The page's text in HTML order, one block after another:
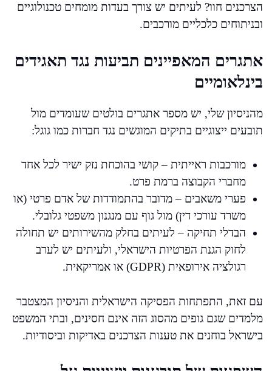
הצרכנים חוו? לעיתים יש צורך בעדות מומחים טכנולוגיים
ובניתוחים כלכליים מורכבים.
אתגרים המאפיינים תביעות נגד תאגידים
בינלאומיים
מהניסיון שלי, יש מספר אתגרים בולטים שעומדים מול
תובעים ייצוגיים בתיקים המוגשים נגד חברות כמו גוגל:
מורכבות ראייתית – קושי בהוכחת נזק ישיר לכל אחד
מחברי הקבוצה ברמת פרט.
פערי משאבים – מדובר בהתמודדות של אדם פרטי (או
משרד עורכי דין) מול גוף עם מנגנון משפטי גלובלי.
הבדלי תחיקה – לעיתים בחלק מהשירותים יש תחולה
לחוק הגנת הפרטיות הישראלי, ולעיתים יש לערב
רגולציה אירופאית (GDPR) או אמריקאית.
עם זאת, התפתחות הפסיקה הישראלית והניסיון המצטבר
מלמדים שגם גופים מהסוג הזה אינם חסינים, ובתי המשפט
בישראל בוחנים את טענות הצרכנים באדיקות וביסודיות.